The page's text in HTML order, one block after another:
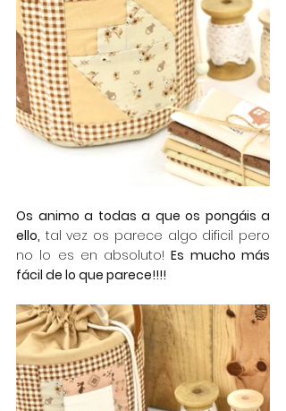
Os animo a todas a que os pongáis a
ello, tal vez os parece algo dificil pero
no lo es en absoluto! Es mucho más
fácil de lo que parece!!!!